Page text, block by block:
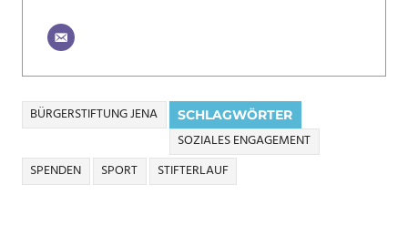
SCHLAGWÖRTER
BÜRGERSTIFTUNG JENA
SOZIALES ENGAGEMENT
SPENDEN
SPORT STIFTERLAUF